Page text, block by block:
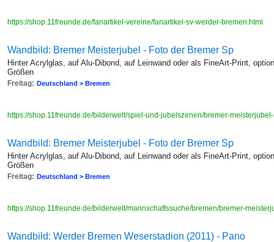
https://shop.11freunde.de/fanartikel-vereine/fanartikel-sv-werder-bremen.html
Wandbild: Bremer Meisterjubel - Foto der Bremer Sp
Hinter Acrylglas, auf Alu-Dibond, auf Leinwand oder als FineArt-Print,
Größen
Freitag: Deutschland > Bremen
https://shop.11freunde.de/bilderwelt/spiel-und-jubelszenen/bremer-
Wandbild: Bremer Meisterjubel - Foto der Bremer Sp
Hinter Acrylglas, auf Alu-Dibond, auf Leinwand oder als FineArt-Print,
Größen
Freitag: Deutschland > Bremen
https://shop.11freunde.de/bilderwelt/mannschaftssuche/bremen/bremer-
Wandbild: Werder Bremen Weserstadion (2011) - Pano